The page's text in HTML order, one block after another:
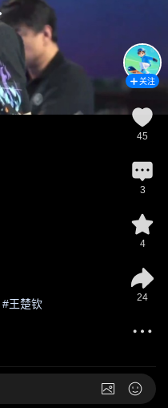
#王楚钦
关注
45
3
4
24